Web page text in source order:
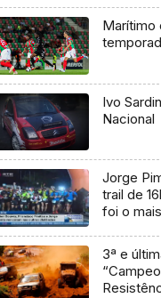
Marítimo
Ivo
Nacional
Jorge
trail de
foi o
3ª e